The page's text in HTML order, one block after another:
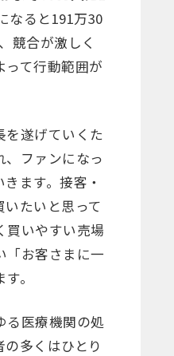
なると191万30
競合が激しく
て行動範囲が
遂げていくた
ファンになっ
ます。接客・
たいと思って
買いやすい売場
「お客さまに一
。
る医療機関の処
多くはひとり